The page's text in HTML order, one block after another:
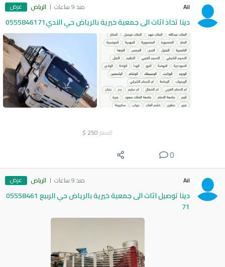
Ail منذ 9 ساعات الرياض عرض
دينا تخاذ اثاث الى جمعية خيرية بالرياض حي الندي0555846171
السعر 250
$
0
Ail منذ 9 ساعات الرياض عرض
دينا توصيل اثاث الى جمعية خيرية بالرياض حي الربيع 05558461
71